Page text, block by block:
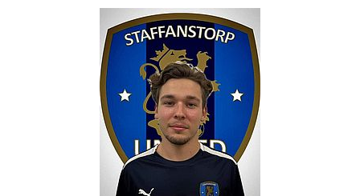
LEDARINFORMATION
STYRELSE/SEKTIONER